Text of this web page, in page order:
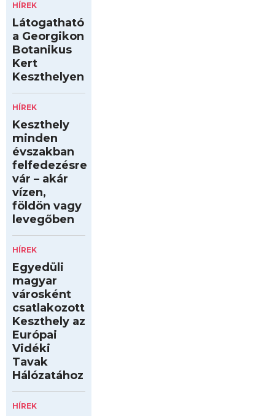
HÍREK
Látogatható
a Georgikon
Botanikus
Kert
Keszthelyen
HÍREK
Keszthely
minden
évszakban
felfedezésre
vár – akár
vízen,
földön vagy
levegőben
HÍREK
Egyedüli
magyar
városként
csatlakozott
Keszthely az
Európai
Vidéki
Tavak
Hálózatához
HÍREK